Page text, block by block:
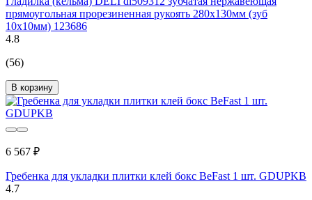
прямоугольная прорезиненная рукоять 280x130мм (зуб
10x10мм) 123686
4.8
(56)
В корзину
6 567 ₽
Гребенка для укладки плитки клей бокс BeFast 1 шт. GDUPKB
4.7